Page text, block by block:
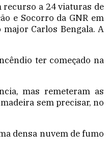
recurso a 24 viaturas de
e Socorro da GNR em
Carlos Bengala. A
ter começado na
mas remeteram as
sem precisar, no
densa nuvem de fumo